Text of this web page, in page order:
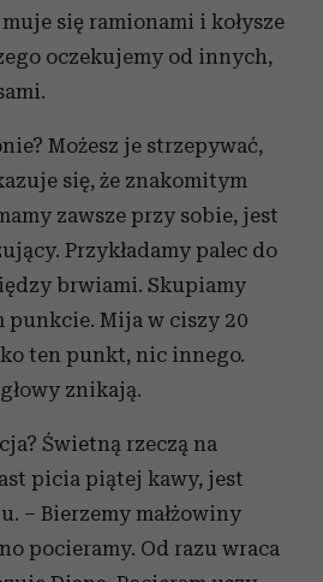
się ramionami i kołysze
oczekujemy od innych,
Możesz je strzepywać,
się, że znakomitym
zawsze przy sobie, jest
Przykładamy palec do
brwiami. Skupiamy
punkcie. Mija w ciszy 20
ten punkt, nic innego.
znikają.
Świetną rzeczą na
picia piątej kawy, jest
– Bierzemy małżowiny
pocieramy. Od razu wraca